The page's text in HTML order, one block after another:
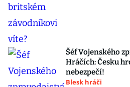
Šéf Vojenského
Hráčích: Česku
nebezpečí!
Blesk hráči